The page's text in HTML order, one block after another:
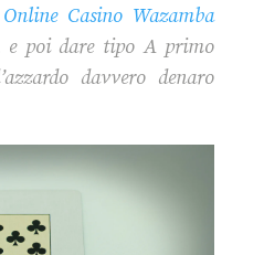
Online Casino Wazamba
e poi dare tipo A primo
davvero denaro